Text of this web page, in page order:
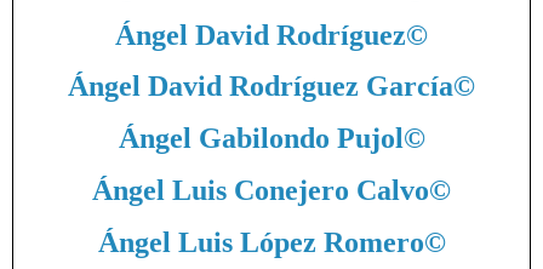
Ángel David Rodríguez©
Ángel David Rodríguez García©
Ángel Gabilondo Pujol©
Ángel Luis Conejero Calvo©
Ángel Luis López Romero©